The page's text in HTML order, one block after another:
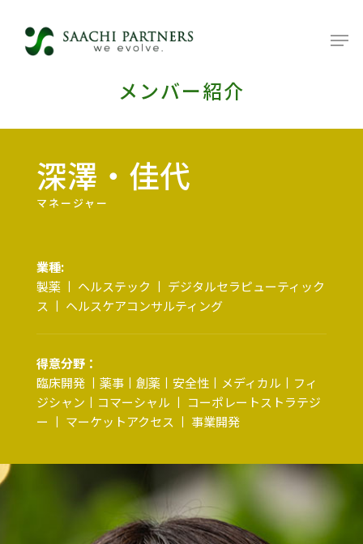
メンバー紹介
深澤・佳代
マネージャー
業種:
製薬 丨 ヘルステック 丨 デジタルセラピューティック
ス 丨 ヘルスケアコンサルティング
得意分野：
臨床開発 丨薬事丨創薬丨安全性丨メディカル丨フィ
ジシャン丨コマーシャル 丨 コーポレートストラテジ
ー 丨 マーケットアクセス 丨 事業開発